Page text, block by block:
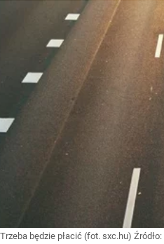
Trzeba będzie płacić (fot. sxc.hu) Źródło: